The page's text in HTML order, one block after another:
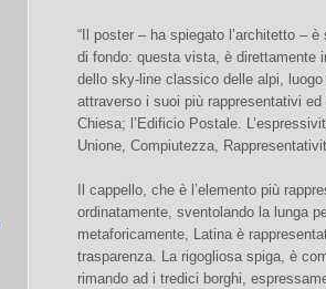
“Il poster – ha spiegato l’architetto –
di fondo: questa vista, è direttamente
dello sky-line classico delle alpi,
attraverso i suoi più rappresentativi
Chiesa; l’Edificio Postale.
Unione, Compiutezza,
Il cappello, che è l’elemento più
ordinatamente, sventolando la lunga
metaforicamente, Latina è
trasparenza. La rigogliosa spiga, è
rimando ad i tredici borghi,